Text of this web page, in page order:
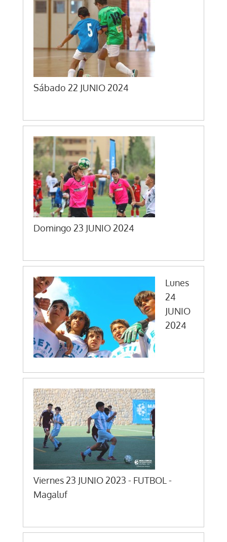
Sábado 22 JUNIO 2024
Domingo 23 JUNIO 2024
Lunes
24
JUNIO
2024
Viernes 23 JUNIO 2023 - FUTBOL -
Magaluf